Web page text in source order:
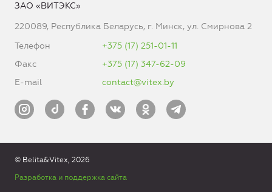
ЗАО «ВИТЭКС»
220089, Республика Беларусь, г. Минск, ул. Смирнова 2
Телефон
+375 (17) 251-01-11
Факс
+375 (17) 347-62-09
E-mail
contact@vitex.by
© Belita&Vitex, 2026
Разработка и поддержка сайта